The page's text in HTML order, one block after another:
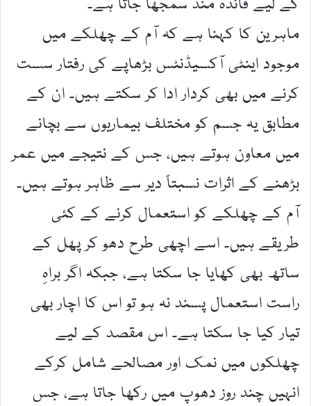
کے لیے فائدہ مند سمجھا جاتا ہے۔
ماہرین کا کہنا ہے کہ آم کے چھلکے میں
موجود اینٹی آکسیڈنٹس بڑھاپے کی رفتار سست
کرنے میں بھی کردار ادا کر سکتے ہیں۔ ان کے
مطابق یہ جسم کو مختلف بیماریوں سے بچانے
میں معاون ہوتے ہیں، جس کے نتیجے میں عمر
بڑھنے کے اثرات نسبتاً دیر سے ظاہر ہوتے ہیں۔
آم کے چھلکے کو استعمال کرنے کے کئی
طریقے ہیں۔ اسے اچھی طرح دھو کر پھل کے
ساتھ بھی کھایا جا سکتا ہے، جبکہ اگر براہِ
راست استعمال پسند نہ ہو تو اس کا اچار بھی
تیار کیا جا سکتا ہے۔ اس مقصد کے لیے
چھلکوں میں نمک اور مصالحے شامل کرکے
انہیں چند روز دھوپ میں رکھا جاتا ہے، جس